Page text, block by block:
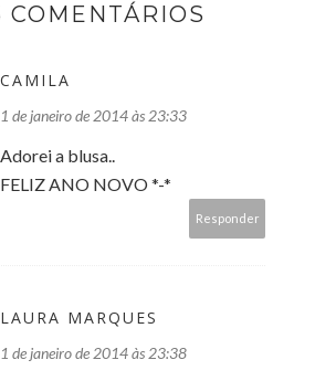
COMENTÁRIOS
CAMILA
1 de janeiro de 2014 às 23:33
Adorei a blusa..
FELIZ ANO NOVO *-*
Responder
LAURA MARQUES
1 de janeiro de 2014 às 23:38